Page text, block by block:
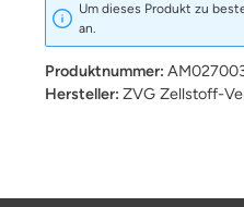
Um dieses Produkt zu
an.
Produktnummer:
Hersteller: ZVG Zellstoff-